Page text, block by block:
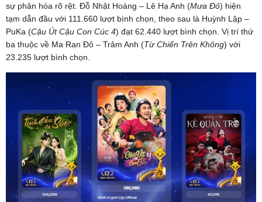
sự phân hóa rõ rệt. Đỗ Nhật Hoàng – Lê Hạ Anh (Mưa Đỏ) hiện
tạm dẫn đầu với 111.660 lượt bình chọn, theo sau là Huỳnh Lập –
PuKa (Cậu Út Cậu Con Cúc 4) đạt 62.440 lượt bình chọn. Vị trí thứ
ba thuộc về Ma Ran Đô – Trâm Anh (Từ Chiến Trên Không) với
23.235 lượt bình chọn.